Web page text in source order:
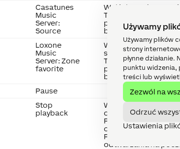
Używamy
Używamy plików
strony
płynne
punktu widzenia,
treści lub
Zezwól na
Odrzuć
Ustawienia
Casatunes
Music
Server:
Source
Wejście analogowe
To wejście widoczne
przy określonych
bloku.
Loxone
Music
Server: Zone
favorite
Wejście analogowe
strefy
To wejście widoczne
przy określonych
bloku.
Pause
Stop
playback
Wejście (trigger)
odtwarzanie
Podczas odtwarzania
odtwarzania
Play spowoduje
odtwarzania na